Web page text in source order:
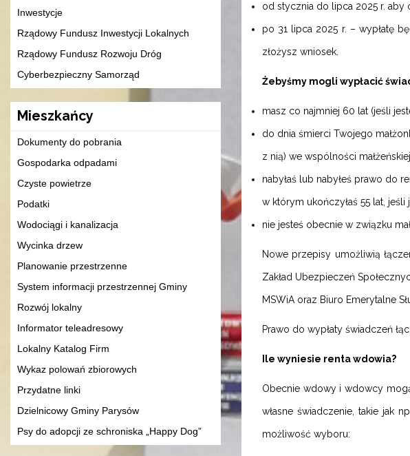
Inwestycje
Rządowy Fundusz Inwestycji Lokalnych
Rządowy Fundusz Rozwoju Dróg
Cyberbezpieczny Samorząd
Mieszkańcy
Dokumenty do pobrania
Gospodarka odpadami
Czyste powietrze
Podatki
Wodociągi i kanalizacja
Wycinka drzew
Planowanie przestrzenne
System informacji przestrzennej Gminy
Rozwój lokalny
Informator teleadresowy
Lokalny Katalog Firm
Wykaz polowań zbiorowych
Przydatne linki
Dzielnicowy Gminy Parysów
Psy do adopcji ze schroniska „Happy Dog”
od stycznia do lipca 2025 r. aby
po 31 lipca 2025 r. – wypłatę
złożysz wniosek.
Żebyśmy mogli wypłacić
masz co najmniej 60 lat (jeśli
do dnia śmierci Twojego
z nią) we wspólności
nabyłaś lub nabyłeś prawo do
w którym ukończyłaś 55 lat,
nie jesteś obecnie w związku
Nowe przepisy umożliwią
Zakład Ubezpieczeń
MSWiA oraz Biuro Emerytalne
Prawo do wypłaty świadczeń
Ile wyniesie renta wdowia?
Obecnie wdowy i wdowcy
własne świadczenie, takie jak
możliwość wyboru: